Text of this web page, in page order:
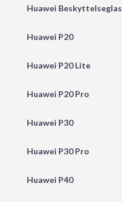
Huawei Beskyttelseglas
Huawei P20
Huawei P20 Lite
Huawei P20 Pro
Huawei P30
Huawei P30 Pro
Huawei P40